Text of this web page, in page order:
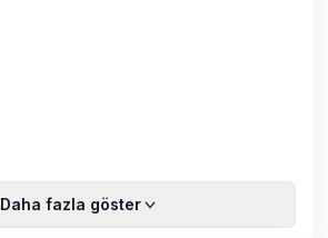
Daha fazla göster